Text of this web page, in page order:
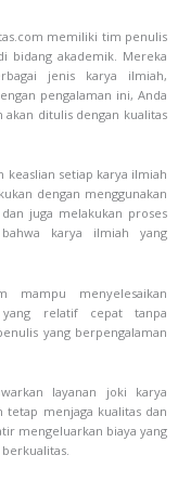
memiliki tim penulis
bidang akademik. Mereka
jenis karya ilmiah,
pengalaman ini, Anda
akan ditulis dengan kualitas
keaslian setiap karya ilmiah
dengan menggunakan
juga melakukan proses
karya ilmiah yang
mampu menyelesaikan
relatif cepat tanpa
yang berpengalaman
layanan joki karya
tetap menjaga kualitas dan
mengeluarkan biaya yang